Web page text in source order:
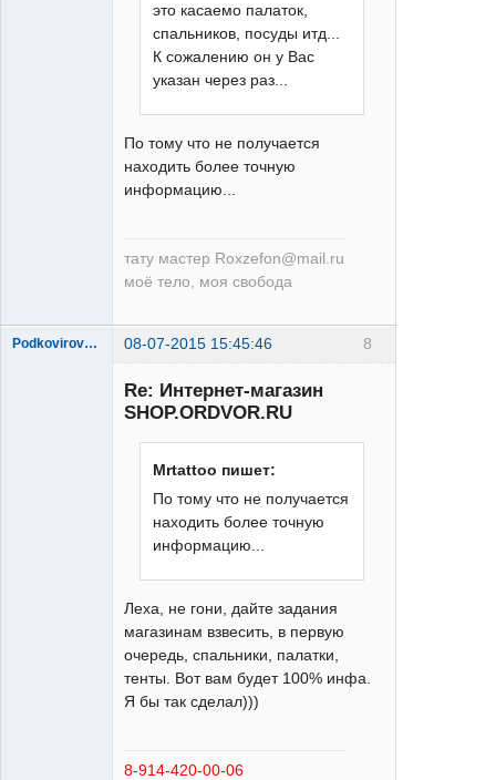
это касаемо палаток,
спальников, посуды итд...
К сожалению он у Вас
указан через раз...
По тому что не получается
находить более точную
информацию...
тату мастер Roxzefon@mail.ru
моё тело, моя свобода
8
Podkovirov_Alex 08-07-2015 15:45:46
Re: Интернет-магазин
SHOP.ORDVOR.RU
Mrtattoo пишет:
По тому что не получается
находить более точную
информацию...
Леха, не гони, дайте задания
магазинам взвесить, в первую
очередь, спальники, палатки,
тенты. Вот вам будет 100% инфа.
Я бы так сделал)))
8-914-420-00-06